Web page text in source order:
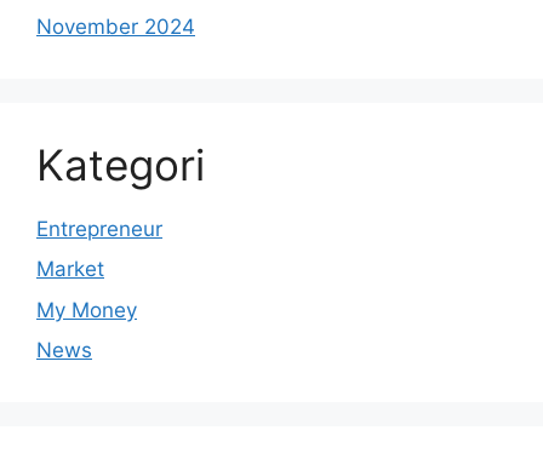
November 2024
Kategori
Entrepreneur
Market
My Money
News